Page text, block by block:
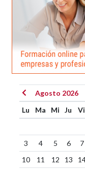
Agosto 2026
Lu
Ma Mi Ju Vi
3
4 5 6 7
10
11 12 13